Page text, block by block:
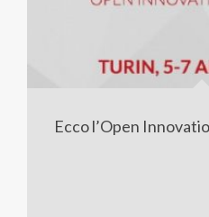
Ecco l’Open